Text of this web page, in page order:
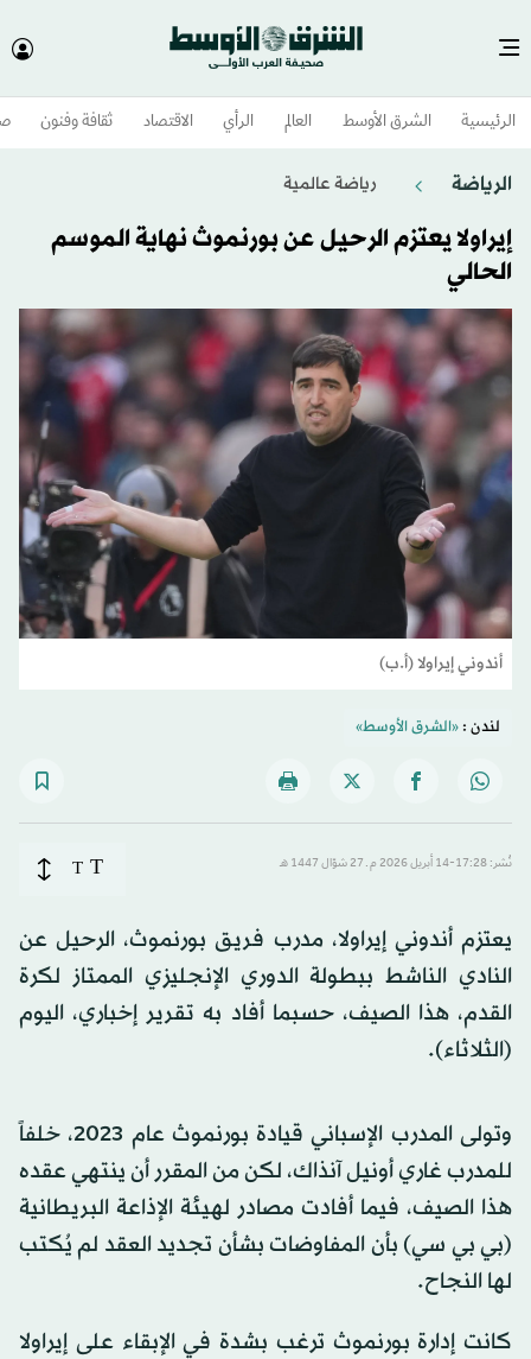
الرئيسية الشرق الأوسط​ العالم الرأي الاقتصاد ثقافة وفنون
الرياضة رياضة عالمية
إيراولا يعتزم الرحيل عن بورنموث نهاية الموسم
الحالي
أندوني إيراولا (أ.ب)
لندن :«الشرق الأوسط»
نُشر: 17:28-14 أبريل 2026 م ـ 27 شوّال 1447 هـ T
T
يعتزم أندوني إيراولا، مدرب فريق بورنموث، الرحيل عن
النادي الناشط ببطولة الدوري الإنجليزي الممتاز لكرة
القدم، هذا الصيف، حسبما أفاد به تقرير إخباري، اليوم
(الثلاثاء).
وتولى المدرب الإسباني قيادة بورنموث عام 2023، خلفاً
للمدرب غاري أونيل آنذاك، لكن من المقرر أن ينتهي عقده
هذا الصيف، فيما أفادت مصادر لهيئة الإذاعة البريطانية
(بي بي سي) بأن المفاوضات بشأن تجديد العقد لم يُكتب
لها النجاح.
كانت إدارة بورنموث ترغب بشدة في الإبقاء على إيراولا